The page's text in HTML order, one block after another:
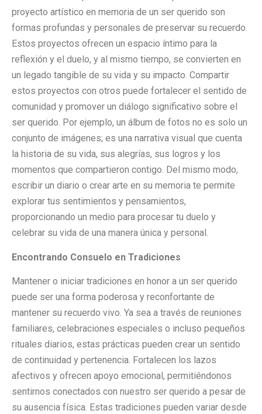
proyecto artístico en memoria de un ser querido son
formas profundas y personales de preservar su recuerdo.
Estos proyectos ofrecen un espacio íntimo para la
reflexión y el duelo, y al mismo tiempo, se convierten en
un legado tangible de su vida y su impacto. Compartir
estos proyectos con otros puede fortalecer el sentido de
comunidad y promover un diálogo significativo sobre el
ser querido. Por ejemplo, un álbum de fotos no es solo un
conjunto de imágenes; es una narrativa visual que cuenta
la historia de su vida, sus alegrías, sus logros y los
momentos que compartieron contigo. Del mismo modo,
escribir un diario o crear arte en su memoria te permite
explorar tus sentimientos y pensamientos,
proporcionando un medio para procesar tu duelo y
celebrar su vida de una manera única y personal.
Encontrando Consuelo en Tradiciones
Mantener o iniciar tradiciones en honor a un ser querido
puede ser una forma poderosa y reconfortante de
mantener su recuerdo vivo. Ya sea a través de reuniones
familiares, celebraciones especiales o incluso pequeños
rituales diarios, estas prácticas pueden crear un sentido
de continuidad y pertenencia. Fortalecen los lazos
afectivos y ofrecen apoyo emocional, permitiéndonos
sentirnos conectados con nuestro ser querido a pesar de
su ausencia física. Estas tradiciones pueden variar desde